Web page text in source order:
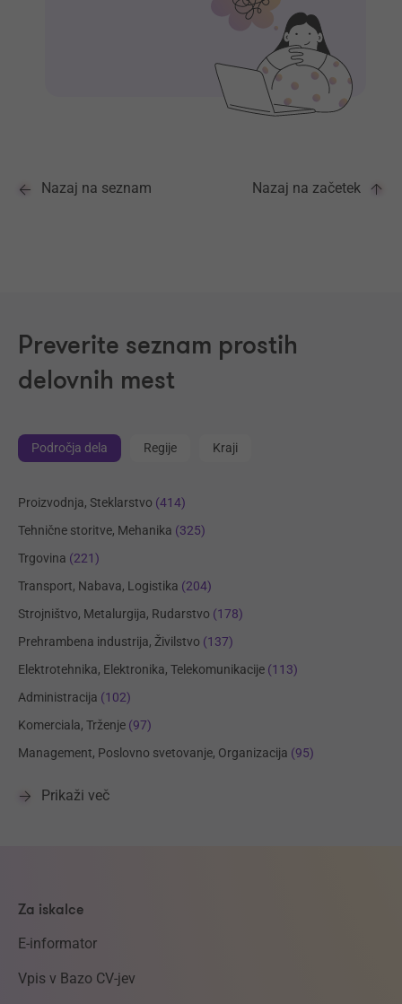
Nazaj na seznam Nazaj na začetek
Preverite seznam prostih
delovnih mest
Področja dela Regije Kraji
Proizvodnja, Steklarstvo (414)
Tehnične storitve, Mehanika (325)
Trgovina (221)
Transport, Nabava, Logistika (204)
Strojništvo, Metalurgija, Rudarstvo (178)
Prehrambena industrija, Živilstvo (137)
Elektrotehnika, Elektronika, Telekomunikacije (113)
Administracija (102)
Komerciala, Trženje (97)
Management, Poslovno svetovanje, Organizacija (95)
Prikaži več
Za iskalce
E-informator
Vpis v Bazo CV-jev